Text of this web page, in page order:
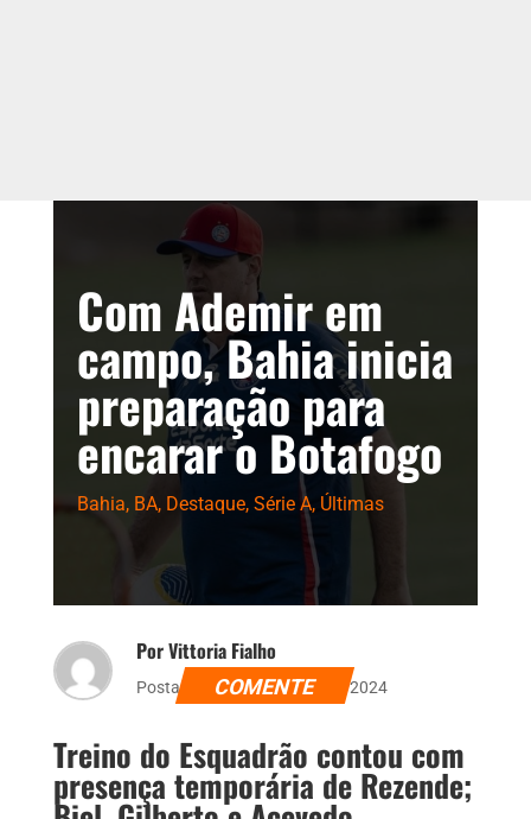
Com Ademir em
campo, Bahia inicia
preparação para
encarar o Botafogo
Bahia, BA, Destaque, Série A, Últimas
Por Vittoria Fialho
Postado dia 21 de agosto de 2024
COMENTE
Treino do Esquadrão contou com
presença temporária de Rezende;